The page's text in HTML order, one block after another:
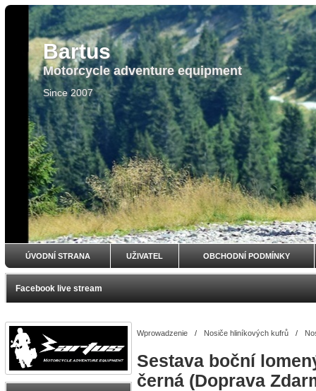
Bartus
Motorcycle adventure equipment
Since 2007
ÚVODNÍ STRANA UŽIVATEL OBCHODNÍ PODMÍNKY
Facebook live stream
Wprowadzenie / Nosiče hliníkových kufrů /
Sestava boční
černá (Doprava